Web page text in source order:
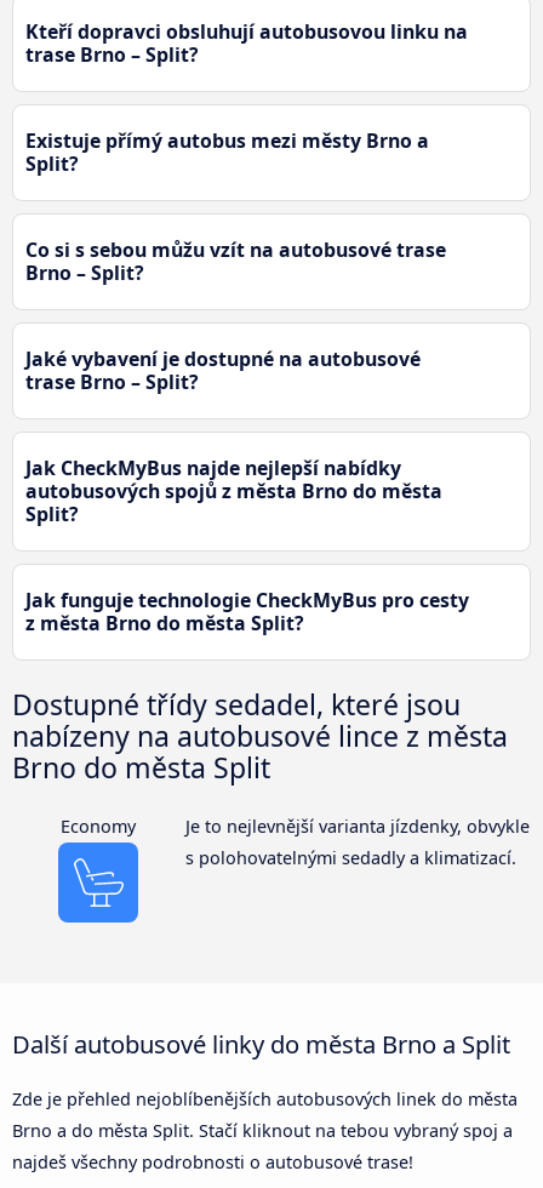
Kteří dopravci obsluhují autobusovou linku na
trase Brno – Split?
Existuje přímý autobus mezi městy Brno a
Split?
Co si s sebou můžu vzít na autobusové trase
Brno – Split?
Jaké vybavení je dostupné na autobusové
trase Brno – Split?
Jak CheckMyBus najde nejlepší nabídky
autobusových spojů z města Brno do města
Split?
Jak funguje technologie CheckMyBus pro cesty
z města Brno do města Split?
Dostupné třídy sedadel, které jsou
nabízeny na autobusové lince z města
Brno do města Split
Economy
Je to nejlevnější varianta jízdenky, obvykle
s polohovatelnými sedadly a klimatizací.
Další autobusové linky do města Brno a Split
Zde je přehled nejoblíbenějších autobusových linek do města
Brno a do města Split. Stačí kliknout na tebou vybraný spoj a
najdeš všechny podrobnosti o autobusové trase!